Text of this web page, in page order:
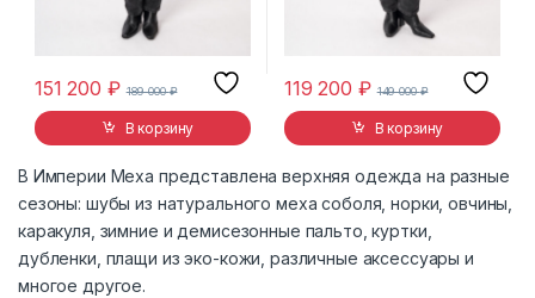
151 200 ₽ 189 000₽
В корзину
119 200 ₽ 149 000₽
В корзину
В Империи Меха представлена верхняя одежда на разные
сезоны: шубы из натурального меха соболя, норки, овчины,
каракуля, зимние и демисезонные пальто, куртки,
дубленки, плащи из эко-кожи, различные аксессуары и
многое другое.